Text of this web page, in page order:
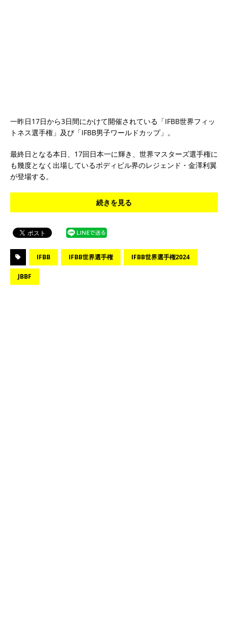
一昨日17日から3日間にかけて開催されている「IFBB世界フィッ
トネス選手権」及び「IFBB男子ワールドカップ」。
最終日となる本日、17回日本一に輝き、世界マスターズ選手権に
も幾度となく出場しているボディビル界のレジェンド・金澤利翼
が登場する。
続きを見る
IFBB IFBB世界選手権 IFBB世界選手権2024
JBBF